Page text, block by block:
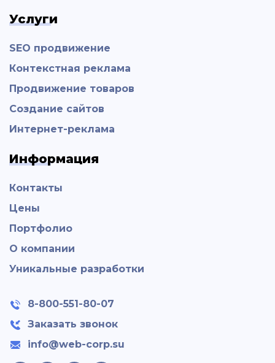
Услуги
SEO продвижение
Контекстная реклама
Продвижение товаров
Создание сайтов
Интернет-реклама
Информация
Контакты
Цены
Портфолио
О компании
Уникальные разработки
8-800-551-80-07
Заказать звонок
info@web-corp.su